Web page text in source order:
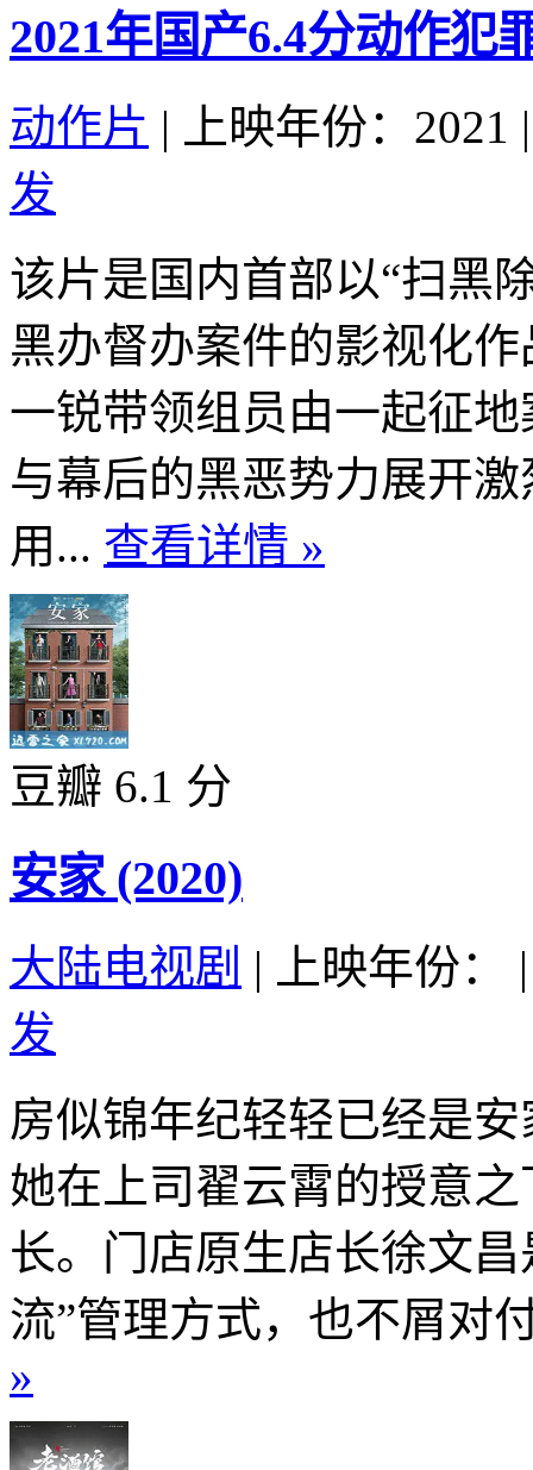
2021年国产6.4分动作犯
动作片 | 上映年份：2021 |
发
该片是国内首部以“扫黑
黑办督办案件的影视化
一锐带领组员由一起征
与幕后的黑恶势力展开
用... 查看详情 »
豆瓣 6.1 分
安家 (2020)
大陆电视剧 | 上映年份：
|
发
房似锦年纪轻轻已经是
她在上司翟云霄的授意
长。门店原生店长徐文
流”管理方式，也不屑对
»